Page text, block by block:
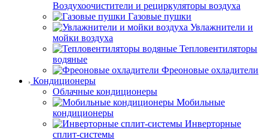
Воздухоочистители и рециркуляторы воздуха
Газовые пушки
Увлажнители и
мойки воздуха
Тепловентиляторы
водяные
Фреоновые охладители
Кондиционеры
Облачные кондиционеры
Мобильные
кондиционеры
Инверторные
сплит-системы